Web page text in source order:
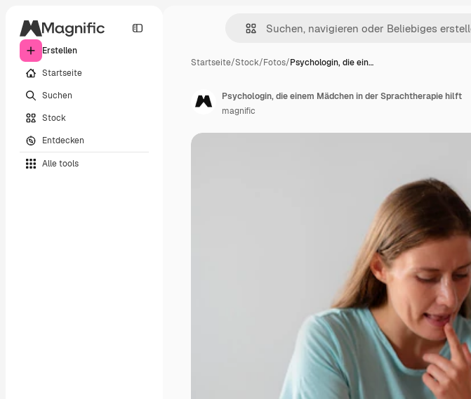
Erstellen
Startseite
Suchen
Stock
Entdecken
Alle tools
Startseite/Stock/Fotos/Psychologin, die ein…
Psychologin, die einem Mädchen in der Sprachtherapie hilft
magnific